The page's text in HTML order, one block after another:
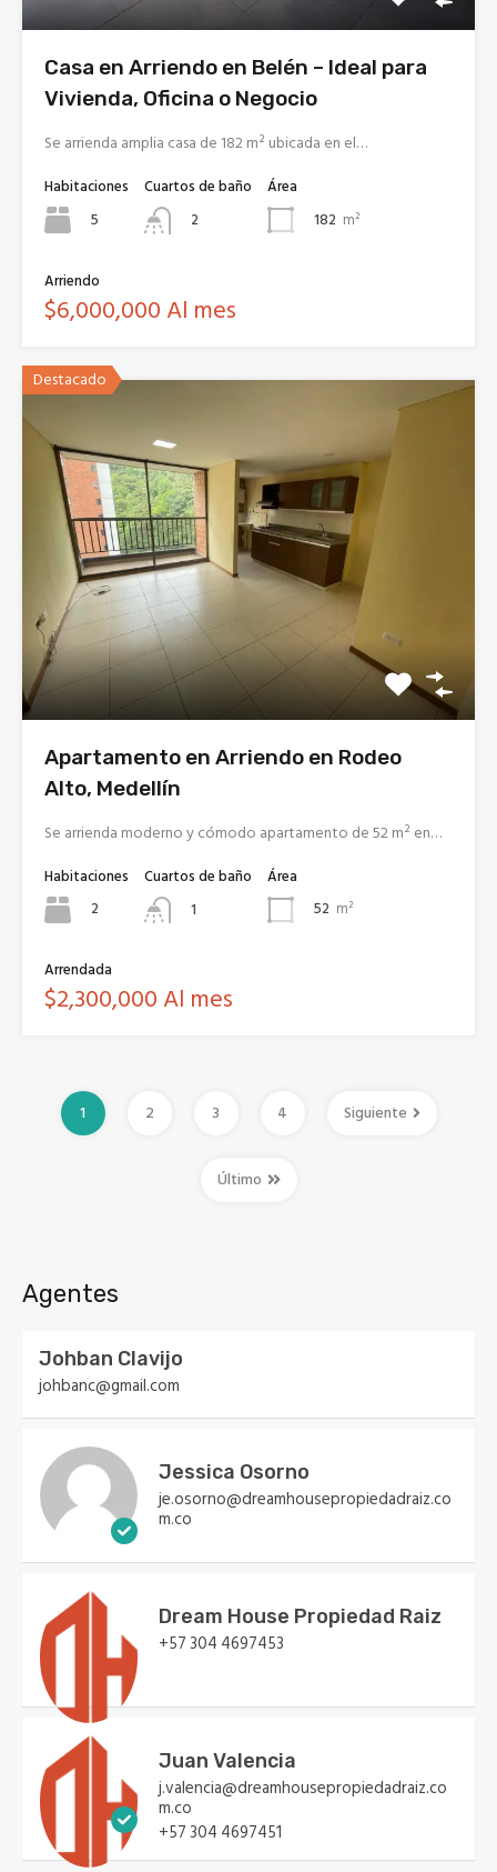
Casa en Arriendo en Belén – Ideal para
Vivienda, Oficina o Negocio
Se arrienda amplia casa de 182 m² ubicada en el…
Habitaciones
5
Cuartos de baño
2
Área
182 m²
Arriendo
$6,000,000 Al mes
Destacado
Apartamento en Arriendo en Rodeo
Alto, Medellín
Se arrienda moderno y cómodo apartamento de 52 m² en…
Habitaciones
2
Cuartos de baño
1
Área
52 m²
Arrendada
$2,300,000 Al mes
1 2 3 4 Siguiente
Último
Agentes
Johban Clavijo
johbanc@gmail.com
Jessica Osorno
je.osorno@dreamhousepropiedadraiz.co
m.co
Dream House Propiedad Raiz
+57 304 4697453
Juan Valencia
j.valencia@dreamhousepropiedadraiz.co
m.co
+57 304 4697451